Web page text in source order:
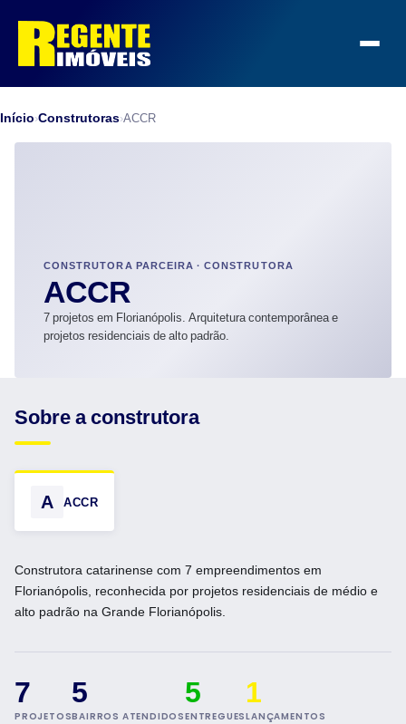
Início›Construtoras›ACCR
CONSTRUTORA PARCEIRA · CONSTRUTORA
ACCR
7 projetos em Florianópolis. Arquitetura contemporânea e
projetos residenciais de alto padrão.
Sobre a construtora
A ACCR
Construtora catarinense com 7 empreendimentos em
Florianópolis, reconhecida por projetos residenciais de médio e
alto padrão na Grande Florianópolis.
7
PROJETOS
5
BAIRROS ATENDIDOS
5
ENTREGUES
1
LANÇAMENTOS